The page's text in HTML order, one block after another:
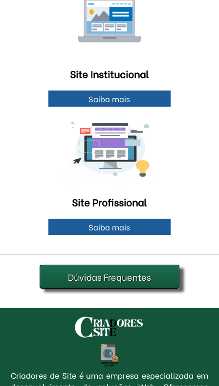
Site Institucional
Saiba mais
Site Profissional
Saiba mais
Dúvidas Frequentes
Criadores de Site é uma empresa especializada em